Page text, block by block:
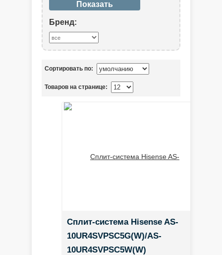
Бренд:
Сортировать по:
Товаров на странице:
Сплит-система Hisense AS-
10UR4SVPSC5G(W)/AS-
10UR4SVPSC5W(W)